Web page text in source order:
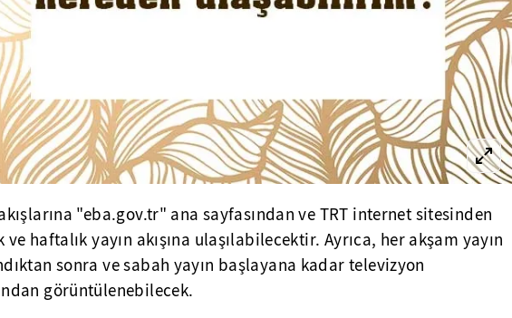
"eba.gov.tr" ana sayfasından ve TRT internet sitesinden
ve haftalık yayın akışına ulaşılabilecektir. Ayrıca, her akşam yayın
sonra ve sabah yayın başlayana kadar televizyon
görüntülenebilecek.